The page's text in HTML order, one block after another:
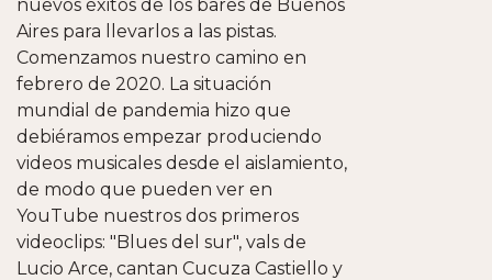
nuevos éxitos de los bares de Buenos
Aires para llevarlos a las pistas.
Comenzamos nuestro camino en
febrero de 2020. La situación
mundial de pandemia hizo que
debiéramos empezar produciendo
videos musicales desde el aislamiento,
de modo que pueden ver en
YouTube nuestros dos primeros
videoclips: "Blues del sur", vals de
Lucio Arce, cantan Cucuza Castiello y